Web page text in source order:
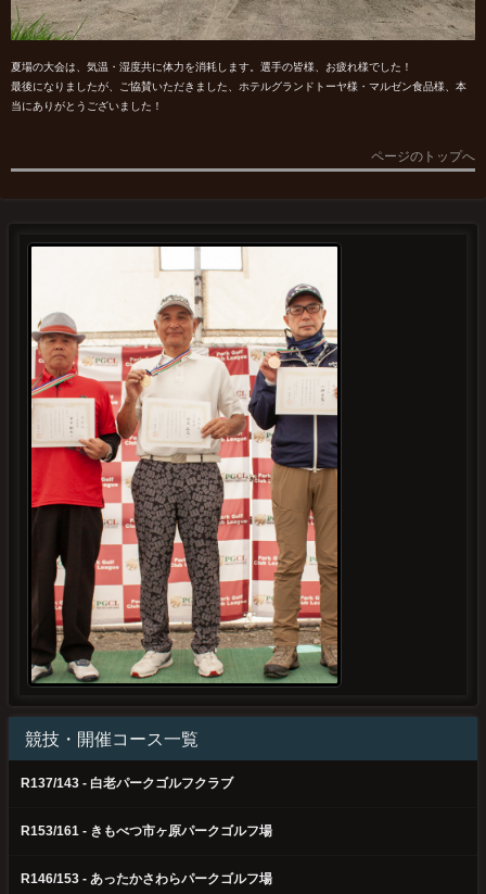
夏場の大会は、気温・湿度共に体力を消耗します。選手の皆様、お疲れ様でした！
最後になりましたが、ご協賛いただきました、ホテルグランドトーヤ様・マルゼン食品様、本
当にありがとうございました！
ページのトップへ
競技・開催コース一覧
R137/143 - 白老パークゴルフクラブ
R153/161 - きもべつ市ヶ原パークゴルフ場
R146/153 - あったかさわらパークゴルフ場